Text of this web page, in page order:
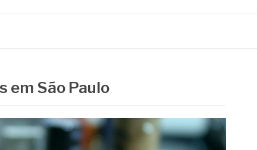
em São Paulo